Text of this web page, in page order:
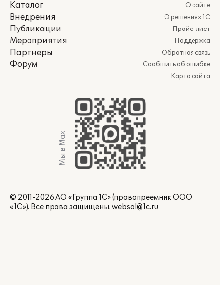
Каталог
Внедрения
Публикации
Мероприятия
Партнеры
Форум
О сайте
О решениях 1С
Прайс-лист
Поддержка
Обратная связь
Сообщить об ошибке
Карта сайта
Мы в Max
© 2011-2026 АО «Группа 1С» (правопреемник ООО
«1С»). Все права защищены. websol@1c.ru